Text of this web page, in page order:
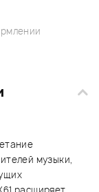
музыки,